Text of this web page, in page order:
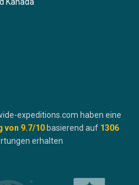
expeditions.com haben eine
von 9.7/10 basierend auf 1306
erhalten